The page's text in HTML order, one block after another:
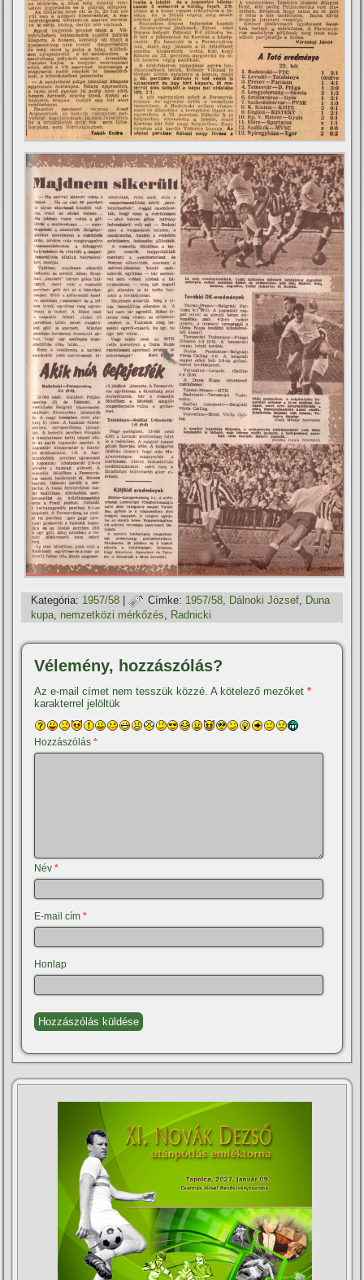
Kategória: 1957/58 | Címke: 1957/58, Dálnoki József, Duna
kupa nemzetközi mérkőzés Radnicki
Vélemény, hozzászólás?
Az e-mail címet nem tesszük közzé. A kötelező mezőket*
karakterrel jelöltük
Hozzászólás*
Név*
E-mail cím*
Honlap